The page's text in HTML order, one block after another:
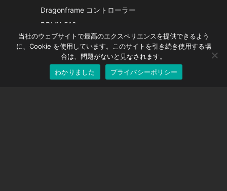
Dragonframe コントローラー
DDMX-512
DMC-32
EOS LV補正キャップ
当社のウェブサイトで最高のエクスペリエンスを提供できるよう
に、Cookie を使用しています。このサイトを引き続き使用する場
合は、問題がないと見なされます。
わかりました
プライバシーポリシー
Japanese
English
German